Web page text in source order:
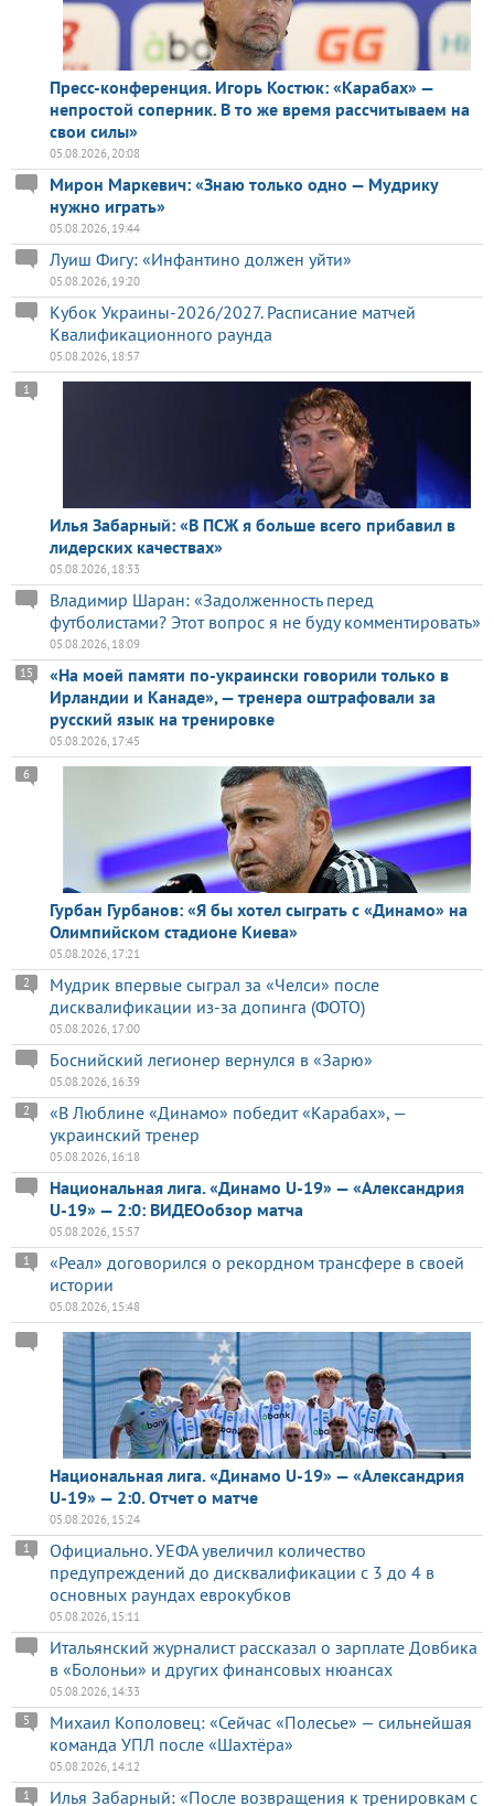
Пресс-конференция. Игорь Костюк: «Карабах» —
непростой соперник. В то же время рассчитываем на
свои силы»
05.08.2026, 20:08
Мирон Маркевич: «Знаю только одно — Мудрику
нужно играть»
05.08.2026, 19:44
Луиш Фигу: «Инфантино должен уйти»
05.08.2026, 19:20
Кубок Украины-2026/2027. Расписание матчей
Квалификационного раунда
05.08.2026, 18:57
Илья Забарный: «В ПСЖ я больше всего прибавил в
лидерских качествах»
1
05.08.2026, 18:33
Владимир Шаран: «Задолженность перед
футболистами? Этот вопрос я не буду комментировать»
05.08.2026, 18:09
«На моей памяти по-украински говорили только в
Ирландии и Канаде», — тренера оштрафовали за
русский язык на тренировке
15
05.08.2026, 17:45
Гурбан Гурбанов: «Я бы хотел сыграть с «Динамо» на
Олимпийском стадионе Киева»
6
05.08.2026, 17:21
Мудрик впервые сыграл за «Челси» после
дисквалификации из-за допинга (ФОТО)
2
05.08.2026, 17:00
Боснийский легионер вернулся в «Зарю»
05.08.2026, 16:39
«В Люблине «Динамо» победит «Карабах», —
украинский тренер
2
05.08.2026, 16:18
Национальная лига. «Динамо U-19» — «Александрия
U-19» — 2:0: ВИДЕОобзор матча
05.08.2026, 15:57
«Реал» договорился о рекордном трансфере в своей
истории
1
05.08.2026, 15:48
Национальная лига. «Динамо U-19» — «Александрия
U-19» — 2:0. Отчет о матче
05.08.2026, 15:24
Официально. УЕФА увеличил количество
предупреждений до дисквалификации с 3 до 4 в
основных раундах еврокубков
1
05.08.2026, 15:11
Итальянский журналист рассказал о зарплате Довбика
в «Болоньи» и других финансовых нюансах
05.08.2026, 14:33
Михаил Кополовец: «Сейчас «Полесье» — сильнейшая
команда УПЛ после «Шахтёра»
5
05.08.2026, 14:12
Илья Забарный: «После возвращения к тренировкам с
1